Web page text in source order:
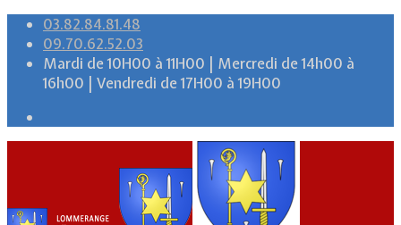
03.82.84.81.48
09.70.62.52.03
Mardi de 10H00 à 11H00 | Mercredi de 14h00 à
16h00 | Vendredi de 17H00 à 19H00